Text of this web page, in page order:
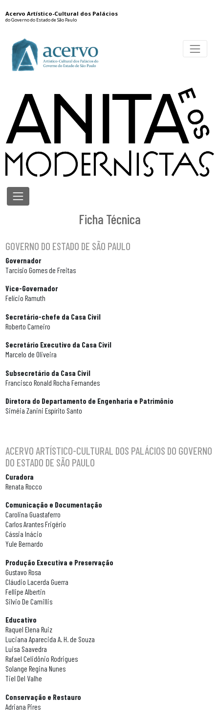
Acervo Artístico-Cultural dos Palácios
do Governo do Estado de São Paulo
Ficha Técnica
GOVERNO DO ESTADO DE SÃO PAULO
Governador
Tarcísio Gomes de Freitas
Vice-Governador
Felício Ramuth
Secretário-chefe da Casa Civil
Roberto Carneiro
Secretário Executivo da Casa Civil
Marcelo de Oliveira
Subsecretário da Casa Civil
Francisco Ronald Rocha Fernandes
Diretora do Departamento de Engenharia e Patrimônio
Siméia Zanini Espírito Santo
ACERVO ARTÍSTICO-CULTURAL DOS PALÁCIOS DO GOVERNO
DO ESTADO DE SÃO PAULO
Curadora
Renata Rocco
Comunicação e Documentação
Carolina Guastaferro
Carlos Arantes Frigério
Cássia Inácio
Yule Bernardo
Produção Executiva e Preservação
Gustavo Rosa
Cláudio Lacerda Guerra
Fellipe Albertin
Silvio De Camillis
Educativo
Raquel Elena Ruiz
Luciana Aparecida A. H. de Souza
Luisa Saavedra
Rafael Celidônio Rodrigues
Solange Regina Nunes
Tiel Del Valhe
Conservação e Restauro
Adriana Pires